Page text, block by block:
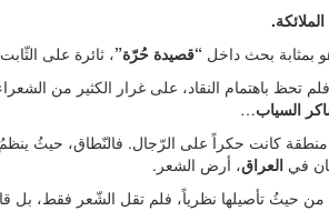
.
بمثابة بحث داخل “قصيدة حُرّة”، ثائرة على
تحظ باهتمام النقاد، على غرار الكثير من
السياب…
منطقة كانت حكراً على الرّجال. فالنّطاق، حيثُ
في العراق، أرض الشعر.
حيثُ تأصيلها نظرياً، فلم تقل الشّعر فقط، بل